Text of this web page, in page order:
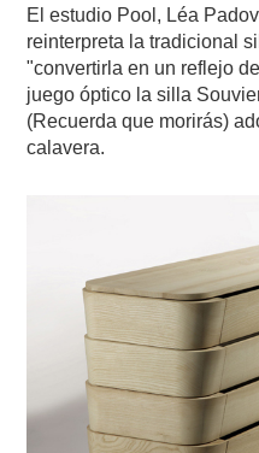
El estudio Pool, Léa
reinterpreta la tradicional
"convertirla en un reflejo
juego óptico la silla
(Recuerda que morirás)
calavera.